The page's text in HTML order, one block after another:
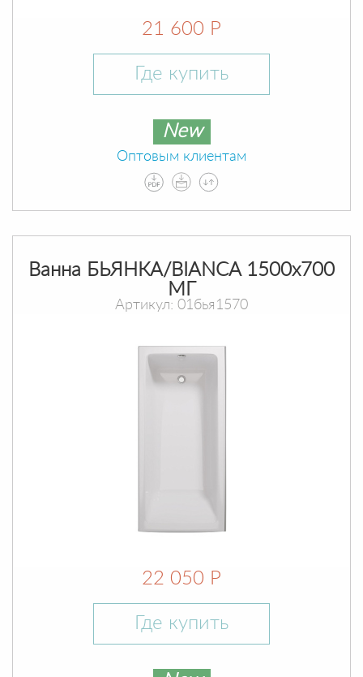
21 600 Р
Где купить
New
Оптовым клиентам
Ванна БЬЯНКА/BIANCA 1500х700
МГ
Артикул: 01бья1570
22 050 Р
Где купить